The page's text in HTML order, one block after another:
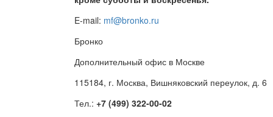
E-mail: mf@bronko.ru
Бронко
Дополнительный офис в Москве
115184, г. Москва, Вишняковский переулок, д. 6
Тел.: +7 (499) 322-00-02